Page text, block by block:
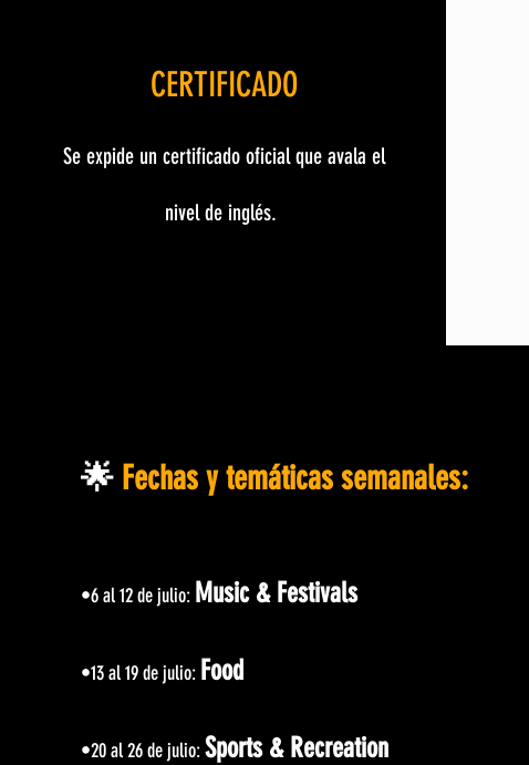
CERTIFICADO
Se expide un certificado oficial que avala el
nivel de inglés.
🌟 Fechas y temáticas semanales:
•6 al 12 de julio: Music & Festivals
•13 al 19 de julio: Food
•20 al 26 de julio:Sports & Recreation